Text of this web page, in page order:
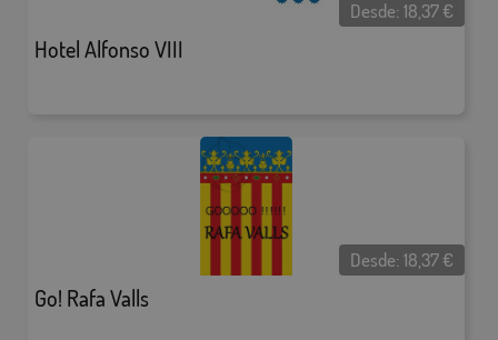
Hotel Alfonso VIII
Desde:18,37€
Go! Rafa Valls
Desde:18,37€